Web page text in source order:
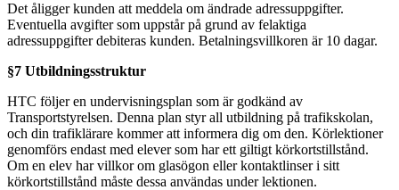
Det åligger kunden att meddela om ändrade adressuppgifter.
Eventuella avgifter som uppstår på grund av felaktiga
adressuppgifter debiteras kunden. Betalningsvillkoren är 10 dagar.
§7 Utbildningsstruktur
HTC följer en undervisningsplan som är godkänd av
Transportstyrelsen. Denna plan styr all utbildning på trafikskolan,
och din trafiklärare kommer att informera dig om den. Körlektioner
genomförs endast med elever som har ett giltigt körkortstillstånd.
Om en elev har villkor om glasögon eller kontaktlinser i sitt
körkortstillstånd måste dessa användas under lektionen.